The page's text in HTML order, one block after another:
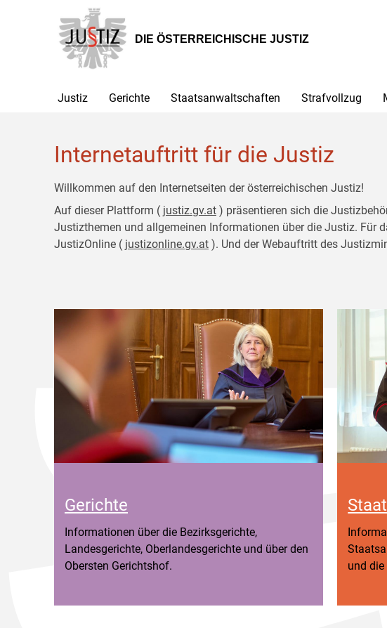
Hauptnavigation
[1]
Inhalt
[2]
DIE ÖSTERREICHISCHE JUSTIZ
Justiz Gerichte Staatsanwaltschaften Strafvollzug
Internetauftritt für die Justiz
Willkommen auf den Internetseiten der österreichischen Justiz!
Auf dieser Plattform ( justiz.gv.at ) präsentieren sich die
Justizthemen und allgemeinen Informationen über die Justiz. Für
JustizOnline ( justizonline.gv.at ). Und der Webauftritt des
Gerichte
Informationen über die Bezirksgerichte,
Landesgerichte, Oberlandesgerichte und über den
Obersten Gerichtshof.
und die